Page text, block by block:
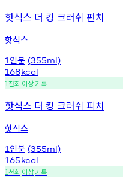
핫식스 더 킹 크러쉬 펀치
핫식스
1 인분 (355ml)
168kcal
1천회 이상기록
핫식스 더 킹 크러쉬 피치
핫식스
1 인분 (355ml)
165kcal
1천회 이상기록